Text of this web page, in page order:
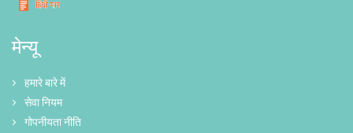
मेन्यू
हमारे बारे में
सेवा नियम
गोपनीयता नीति